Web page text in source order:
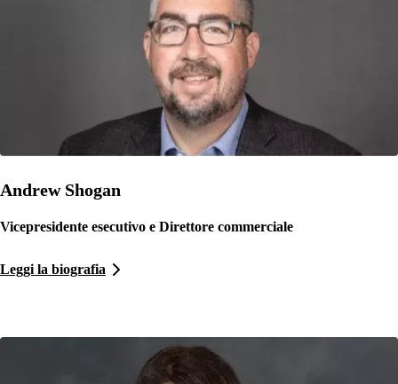
Andrew Shogan
Vicepresidente esecutivo e Direttore commerciale
Leggi la biografia